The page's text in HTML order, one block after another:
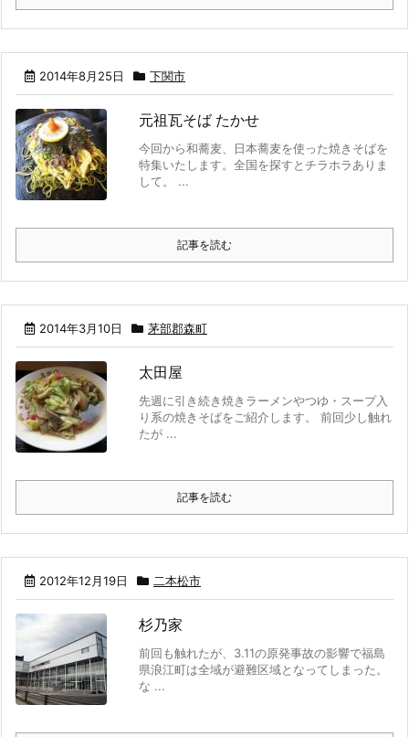
2014年8月25日 下関市
元祖瓦そば たかせ
今回から和蕎麦、日本蕎麦を使った焼きそばを
特集いたします。全国を探すとチラホラありま
して。 ...
記事を読む
2014年3月10日 茅部郡森町
太田屋
先週に引き続き焼きラーメンやつゆ・スープ入
り系の焼きそばをご紹介します。 前回少し触れ
たが ...
記事を読む
2012年12月19日 二本松市
杉乃家
前回も触れたが、3.11の原発事故の影響で福島
県浪江町は全域が避難区域となってしまった。
な ...